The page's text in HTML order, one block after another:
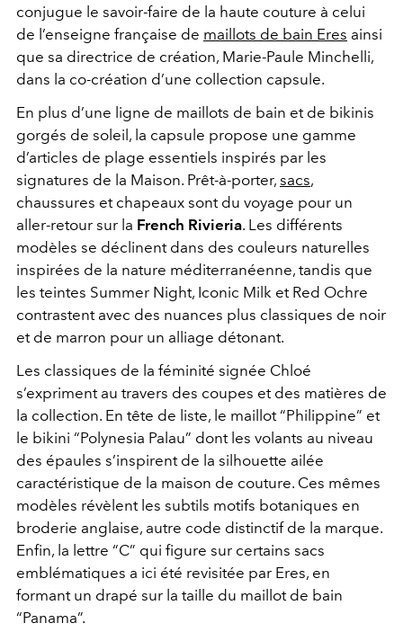
conjugue le savoir-faire de la haute couture à celui
de l’enseigne française de maillots de bain Eres ainsi
que sa directrice de création, Marie-Paule Minchelli,
dans la co-création d’une collection capsule.
En plus d’une ligne de maillots de bain et de bikinis
gorgés de soleil, la capsule propose une gamme
d’articles de plage essentiels inspirés par les
signatures de la Maison. Prêt-à-porter, sacs,
chaussures et chapeaux sont du voyage pour un
aller-retour sur la French Rivieria. Les différents
modèles se déclinent dans des couleurs naturelles
inspirées de la nature méditerranéenne, tandis que
les teintes Summer Night, Iconic Milk et Red Ochre
contrastent avec des nuances plus classiques de noir
et de marron pour un alliage détonant.
Les classiques de la féminité signée Chloé
s’expriment au travers des coupes et des matières de
la collection. En tête de liste, le maillot “Philippine” et
le bikini “Polynesia Palau” dont les volants au niveau
des épaules s’inspirent de la silhouette ailée
caractéristique de la maison de couture. Ces mêmes
modèles révèlent les subtils motifs botaniques en
broderie anglaise, autre code distinctif de la marque.
Enfin, la lettre “C” qui figure sur certains sacs
emblématiques a ici été revisitée par Eres, en
formant un drapé sur la taille du maillot de bain
“Panama”.